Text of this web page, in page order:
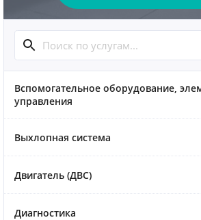
Вспомогательное оборудование,
управления
Выхлопная система
Двигатель (ДВС)
Диагностика